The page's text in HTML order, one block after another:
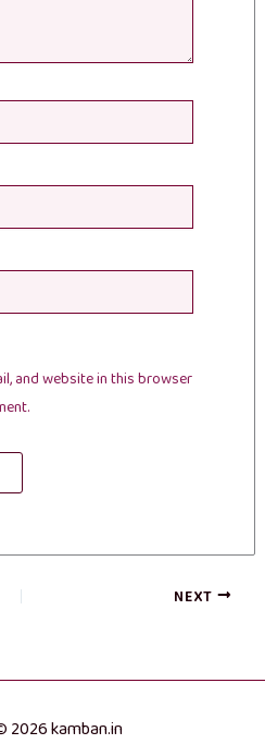
and website in this browser
NEXT
2026 kamban.in